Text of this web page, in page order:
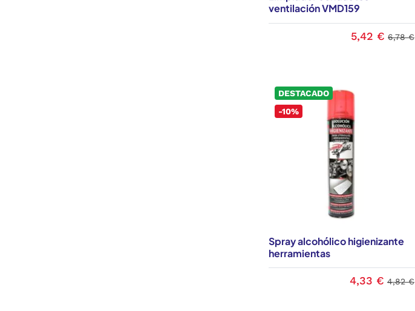
ventilación VMD159
5,42 € 6,78 €
DESTACADO
-10%
Spray alcohólico higienizante
herramientas
4,33 € 4,82 €